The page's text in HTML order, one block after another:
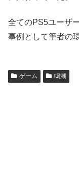
全てのPS5ユーザ
事例として筆者の
ゲーム 鳴潮